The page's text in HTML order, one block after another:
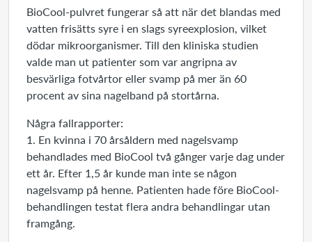
BioCool-pulvret fungerar så att när det blandas med
vatten frisätts syre i en slags syreexplosion, vilket
dödar mikroorganismer. Till den kliniska studien
valde man ut patienter som var angripna av
besvärliga fotvårtor eller svamp på mer än 60
procent av sina nagelband på stortårna.
Några fallrapporter:
1. En kvinna i 70 årsåldern med nagelsvamp
behandlades med BioCool två gånger varje dag under
ett år. Efter 1,5 år kunde man inte se någon
nagelsvamp på henne. Patienten hade före BioCool-
behandlingen testat flera andra behandlingar utan
framgång.